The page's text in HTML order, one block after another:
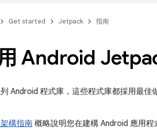
Get started Jetpack 指南
Android
Android 程式庫，這些程式庫都採用最
構指南 概略說明您在建構 Android 應用程